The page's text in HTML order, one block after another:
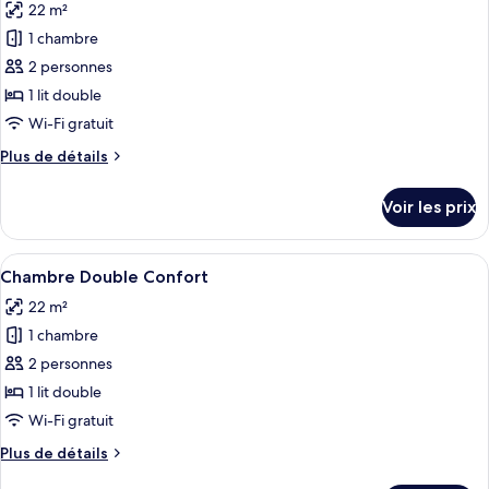
Chambre
Double
les
photos
pour
ce
type
chambre :
Standard
22 m²
1 chambre
2 personnes
1 lit double
Wi-Fi gratuit
Plus de détails
Plus
le
type
de
Chambre
Double
Voir les prix
Afficher
toutes
les
photos
pour
ce
type
chambre :
Une chambre d’hôtel avec un
11
Chambre Double Confort
22 m²
1 chambre
2 personnes
1 lit double
Wi-Fi gratuit
Plus de détails
Plus